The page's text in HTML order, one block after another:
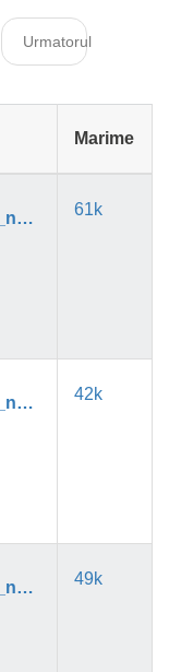
Urmatorul
Marime
lista_munca_la_negru_01_2024.pdf 61k
lista_munca_la_negru_02_2024.pdf 42k
lista_munca_la_negru_03_2024.pdf 49k